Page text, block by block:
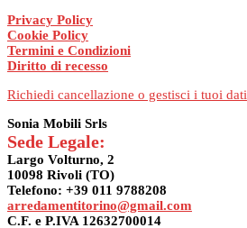
Privacy Policy
Cookie Policy
Termini e Condizioni
Diritto di recesso
Richiedi cancellazione o gestisci i tuoi dati
Sonia Mobili Srls
Sede Legale:
Largo Volturno, 2
10098 Rivoli (TO)
Telefono: +39 011 9788208
arredamentitorino@gmail.com
C.F. e P.IVA 12632700014